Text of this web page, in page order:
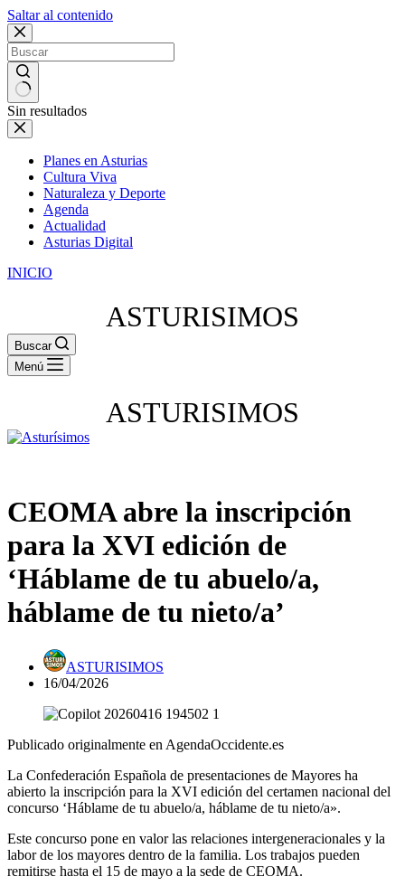
Saltar al contenido
Sin resultados
Planes en Asturias
Cultura Viva
Naturaleza y Deporte
Agenda
Actualidad
Asturias Digital
INICIO
ASTURISIMOS
Buscar
Menú
ASTURISIMOS
CEOMA abre la inscripción
para la XVI edición de
‘Háblame de tu abuelo/a,
háblame de tu nieto/a’
ASTURISIMOS
16/04/2026
Publicado originalmente en AgendaOccidente.es
La Confederación Española de presentaciones de Mayores ha
abierto la inscripción para la XVI edición del certamen nacional del
concurso ‘Háblame de tu abuelo/a, háblame de tu nieto/a».
Este concurso pone en valor las relaciones intergeneracionales y la
labor de los mayores dentro de la familia. Los trabajos pueden
remitirse hasta el 15 de mayo a la sede de CEOMA.